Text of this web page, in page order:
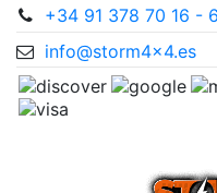
+34 91 378 70 16 -
info@storm4x4.es